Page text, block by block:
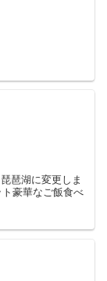
琶湖に変更しま
豪華なご飯食べ